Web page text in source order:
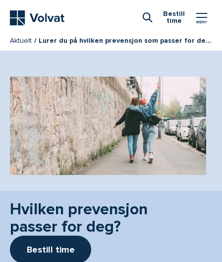
Bestill
time
Aktuelt Lurer du på hvilken prevensjon som passer for deg?
Hvilken prevensjon
passer for deg?
Bestill time